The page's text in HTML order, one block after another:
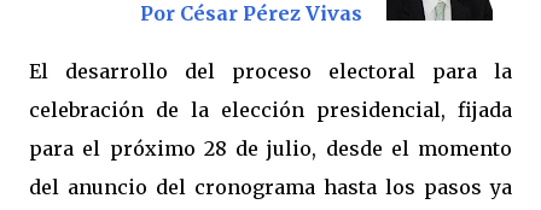
Por César Pérez Vivas
El desarrollo del proceso electoral para la
celebración de la elección presidencial, fijada
para el próximo 28 de julio, desde el momento
del anuncio del cronograma hasta los pasos ya